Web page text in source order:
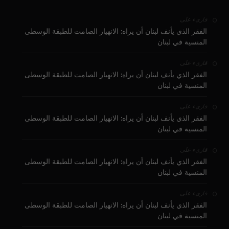
قارىء على
الفقر الذي يأنف لبنان أن يراه: الانهيار الصامت للطبقة الوسطى
المنسية في لبنان
قارىء على
الفقر الذي يأنف لبنان أن يراه: الانهيار الصامت للطبقة الوسطى
المنسية في لبنان
قارىء على
الفقر الذي يأنف لبنان أن يراه: الانهيار الصامت للطبقة الوسطى
المنسية في لبنان
قارىء على
الفقر الذي يأنف لبنان أن يراه: الانهيار الصامت للطبقة الوسطى
المنسية في لبنان
قارىء على
الفقر الذي يأنف لبنان أن يراه: الانهيار الصامت للطبقة الوسطى
المنسية في لبنان